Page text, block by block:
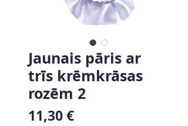
Jaunais pāris ar
trīs krēmkrāsas
rozēm 2
11,30 €Cena